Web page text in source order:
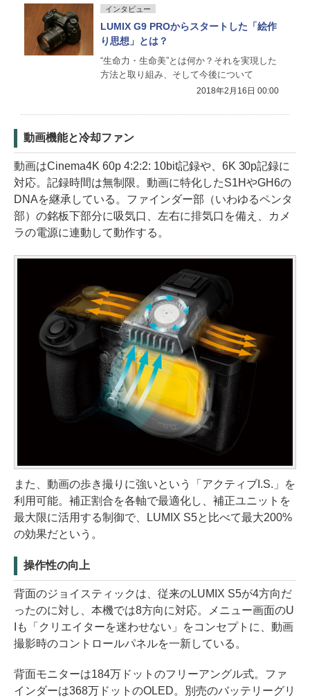
インタビュー
LUMIX G9 PROからスタートした「絵作
り思想」とは？
“生命力・生命美”とは何か？それを実現した
方法と取り組み、そして今後について
2018年2月16日 00:00
動画機能と冷却ファン
動画はCinema4K 60p 4:2:2: 10bit記録や、6K 30p記録に
対応。記録時間は無制限。動画に特化したS1HやGH6の
DNAを継承している。ファインダー部（いわゆるペンタ
部）の銘板下部分に吸気口、左右に排気口を備え、カメ
ラの電源に連動して動作する。
また、動画の歩き撮りに強いという「アクティブI.S.」を
利用可能。補正割合を各軸で最適化し、補正ユニットを
最大限に活用する制御で、LUMIX S5と比べて最大200%
の効果だという。
操作性の向上
背面のジョイスティックは、従来のLUMIX S5が4方向だ
ったのに対し、本機では8方向に対応。メニュー画面のU
Iも「クリエイターを迷わせない」をコンセプトに、動画
撮影時のコントロールパネルを一新している。
背面モニターは184万ドットのフリーアングル式。ファ
インダーは368万ドットのOLED。別売のバッテリーグリ